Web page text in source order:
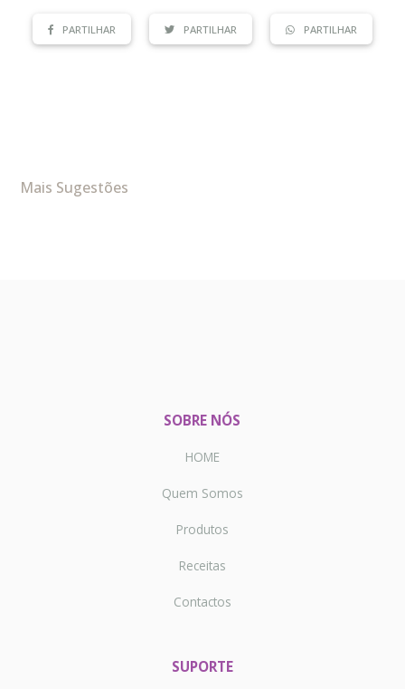
PARTILHAR PARTILHAR PARTILHAR
Mais Sugestões
SOBRE NÓS
HOME
Quem Somos
Produtos
Receitas
Contactos
SUPORTE